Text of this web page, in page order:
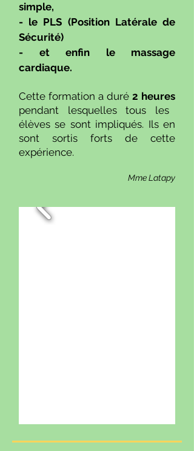
simple,
- le PLS (Position Latérale de
Sécurité)
- et enfin le massage
cardiaque.
Cette formation a duré 2 heures
pendant lesquelles tous les
élèves se sont impliqués. Ils en
sont sortis forts de cette
expérience.
Mme Latapy